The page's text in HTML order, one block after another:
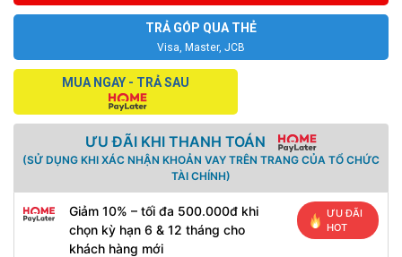
TRẢ GÓP QUA THẺ
Visa, Master, JCB
MUA NGAY - TRẢ SAU
ƯU ĐÃI KHI THANH TOÁN
(SỬ DỤNG KHI XÁC NHẬN KHOẢN VAY TRÊN TRANG CỦA TỔ CHỨC
TÀI CHÍNH)
Giảm 10% – tối đa 500.000đ khi
chọn kỳ hạn 6 & 12 tháng cho
khách hàng mới
ƯU ĐÃI
HOT